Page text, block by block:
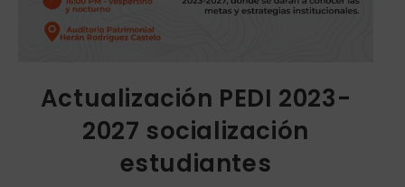
Actualización PEDI 2023-
2027 socialización
estudiantes